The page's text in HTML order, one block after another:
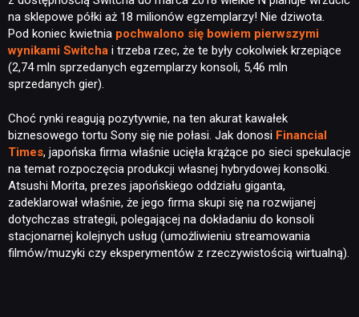
na sklepowe półki aż 18 milionów egzemplarzy! Nie dziwota.
Pod koniec kwietnia pochwalono się bowiem pierwszymi
wynikami Switcha i trzeba rzec, że te były cokolwiek krzepiące
(2,74 mln sprzedanych egzemplarzy konsoli, 5,46 mln
sprzedanych gier).
Choć rynki reagują pozytywnie, na ten akurat kawałek
biznesowego tortu Sony się nie połasi. Jak donosi Financial
Times, japońska firma właśnie ucięła krążące po sieci spekulacje
na temat rozpoczęcia produkcji własnej hybrydowej konsolki.
Atsushi Morita, prezes japońskiego oddziału giganta,
zadeklarował właśnie, że jego firma skupi się na rozwijanej
dotychczas strategii, polegającej na dokładaniu do konsoli
stacjonarnej kolejnych usług (umożliwieniu streamowania
filmów/muzyki czy eksperymentów z rzeczywistością wirtualną).